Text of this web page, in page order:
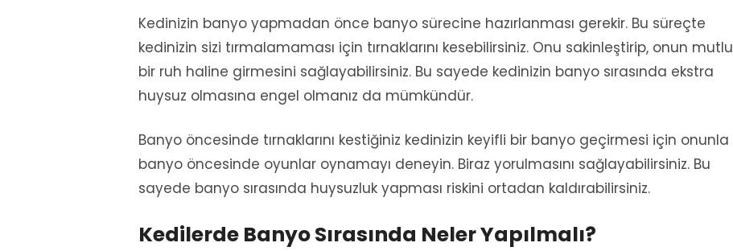
Kedinizin banyo yapmadan önce banyo sürecine hazırlanması gerekir. Bu süreçte
kedinizin sizi tırmalamaması için tırnaklarını kesebilirsiniz. Onu sakinleştirip, onun mutlu
bir ruh haline girmesini sağlayabilirsiniz. Bu sayede kedinizin banyo sırasında ekstra
huysuz olmasına engel olmanız da mümkündür.
Banyo öncesinde tırnaklarını kestiğiniz kedinizin keyifli bir banyo geçirmesi için onunla
banyo öncesinde oyunlar oynamayı deneyin. Biraz yorulmasını sağlayabilirsiniz. Bu
sayede banyo sırasında huysuzluk yapması riskini ortadan kaldırabilirsiniz.
Kedilerde Banyo Sırasında Neler Yapılmalı?